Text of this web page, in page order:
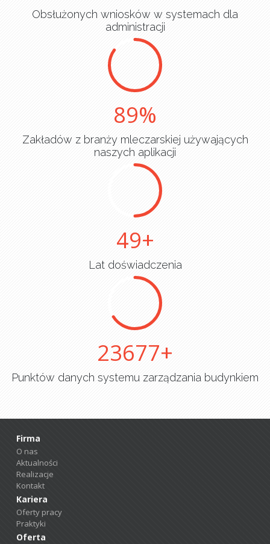
Obsłużonych wniosków w systemach dla
administracji
90
Zakładów z branży mleczarskiej używających
naszych aplikacji
50
Lat doświadczenia
25000
Punktów danych systemu zarządzania budynkiem
Firma
O nas
Aktualności
Realizacje
Kontakt
Kariera
Oferty pracy
Praktyki
Oferta